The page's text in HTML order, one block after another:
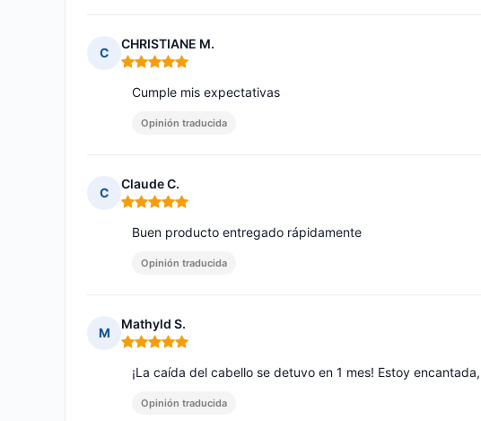
C
CHRISTIANE M.
Nota: 5 de 5
Cumple mis expectativas
Opinión traducida
C
Claude C.
Nota: 5 de 5
Buen producto entregado rápidamente
Opinión traducida
M
Mathyld S.
Nota: 5 de 5
¡La caída del cabello se detuvo en 1 mes! Estoy
Opinión traducida